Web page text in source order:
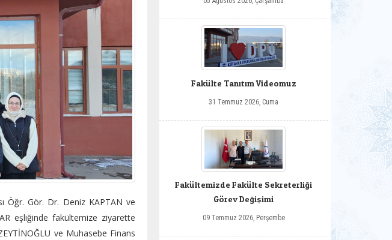
Öğr. Gör. Dr. Deniz KAPTAN ve
eşliğinde fakültemize ziyarette
ve Muhasebe Finans
Fakülte Tanıtım Videomuz
31 Temmuz 2026, Cuma
Fakültemizde Fakülte Sekreterliği
Görev Değişimi
09 Temmuz 2026, Perşembe